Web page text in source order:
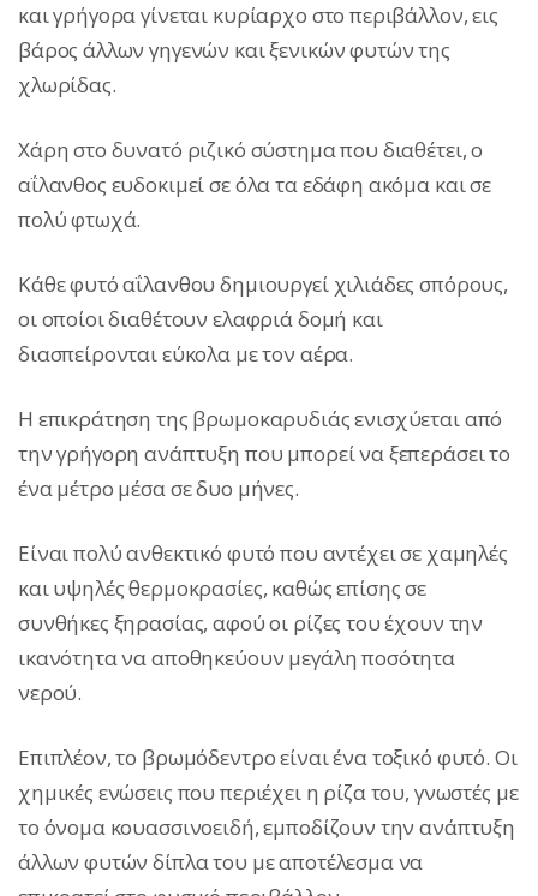
και γρήγορα γίνεται κυρίαρχο στο περιβάλλον, εις
βάρος άλλων γηγενών και ξενικών φυτών της
χλωρίδας.
Χάρη στο δυνατό ριζικό σύστημα που διαθέτει, ο
αΐλανθος ευδοκιμεί σε όλα τα εδάφη ακόμα και σε
πολύ φτωχά.
Κάθε φυτό αΐλανθου δημιουργεί χιλιάδες σπόρους,
οι οποίοι διαθέτουν ελαφριά δομή και
διασπείρονται εύκολα με τον αέρα.
Η επικράτηση της βρωμοκαρυδιάς ενισχύεται από
την γρήγορη ανάπτυξη που μπορεί να ξεπεράσει το
ένα μέτρο μέσα σε δυο μήνες.
Είναι πολύ ανθεκτικό φυτό που αντέχει σε χαμηλές
και υψηλές θερμοκρασίες, καθώς επίσης σε
συνθήκες ξηρασίας, αφού οι ρίζες του έχουν την
ικανότητα να αποθηκεύουν μεγάλη ποσότητα
νερού.
Επιπλέον, το βρωμόδεντρο είναι ένα τοξικό φυτό. Οι
χημικές ενώσεις που περιέχει η ρίζα του, γνωστές με
το όνομα κουασσινοειδή, εμποδίζουν την ανάπτυξη
άλλων φυτών δίπλα του με αποτέλεσμα να